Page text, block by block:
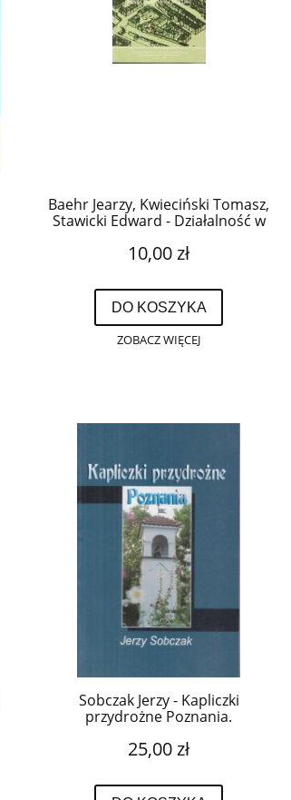
Baehr Jearzy, Kwieciński Tomasz,
Stawicki Edward - Działalność w
prawo antymonopolowe.
10,00 zł
DO KOSZYKA
ZOBACZ WIĘCEJ
Sobczak Jerzy - Kapliczki
przydrożne Poznania.
25,00 zł